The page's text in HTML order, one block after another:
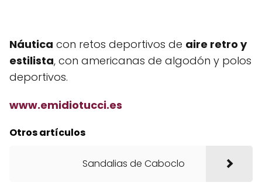
Náutica con retos deportivos de aire retro y
estilista, con americanas de algodón y polos
deportivos.
www.emidiotucci.es
Otros artículos
Sandalias de Caboclo